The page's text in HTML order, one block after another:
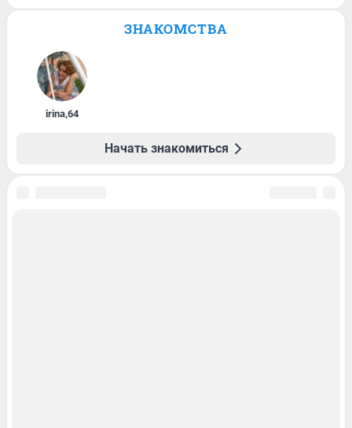
ЗНАКОМСТВА
irina,64
Начать знакомиться